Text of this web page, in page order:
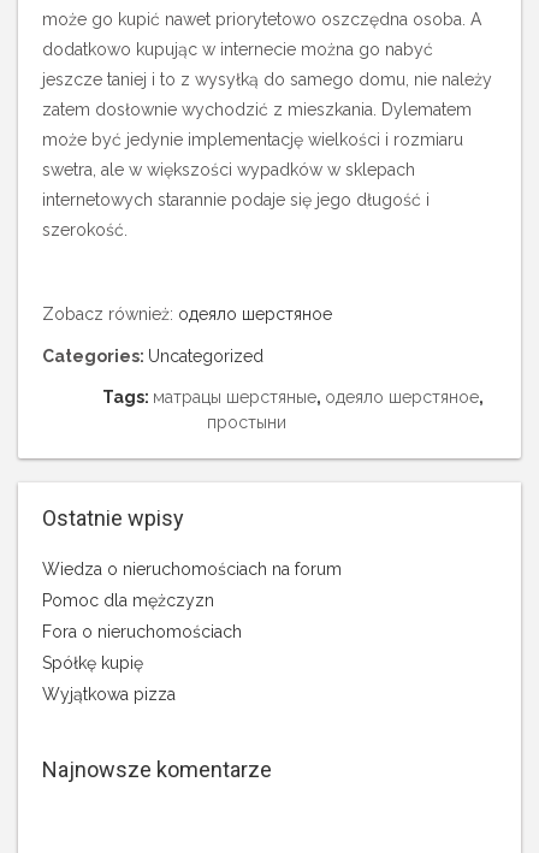
może go kupić nawet priorytetowo oszczędna osoba. A
dodatkowo kupując w internecie można go nabyć
jeszcze taniej i to z wysyłką do samego domu, nie należy
zatem dosłownie wychodzić z mieszkania. Dylematem
może być jedynie implementację wielkości i rozmiaru
swetra, ale w większości wypadków w sklepach
internetowych starannie podaje się jego długość i
szerokość.
Zobacz również: одеяло шерстяное
Categories: Uncategorized
Tags: матрацы шерстяные, одеяло шерстяное,
простыни
Ostatnie wpisy
Wiedza o nieruchomościach na forum
Pomoc dla mężczyzn
Fora o nieruchomościach
Spółkę kupię
Wyjątkowa pizza
Najnowsze komentarze